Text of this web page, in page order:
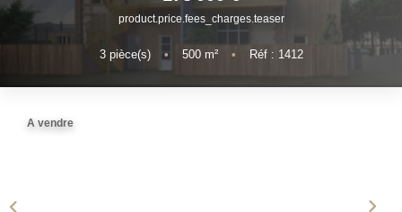
VENDRE
product.price.fees_charges.teaser
3pièce(s) • 500m² • Réf : 1412
A vendre